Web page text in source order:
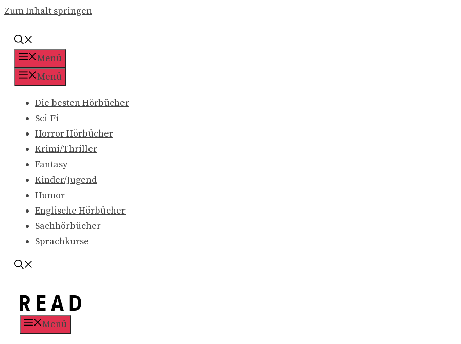
Zum Inhalt springen
Menü
Menü
Die besten Hörbücher
Sci-Fi
Horror Hörbücher
Krimi/Thriller
Fantasy
Kinder/Jugend
Humor
Englische Hörbücher
Sachhörbücher
Sprachkurse
Menü